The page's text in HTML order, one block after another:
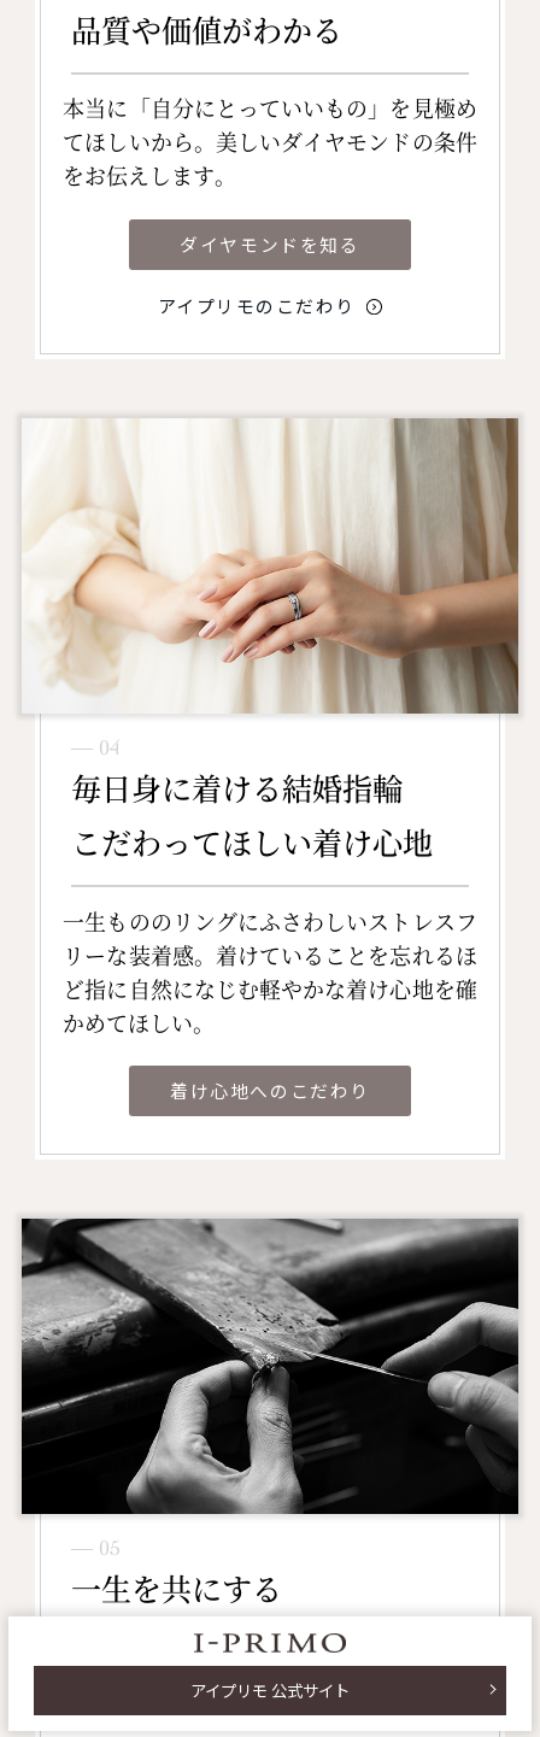
品質や価値がわかる
本当に「自分にとっていいもの」を見極め
てほしいから。美しいダイヤモンドの条件
をお伝えします。
ダイヤモンドを知る
アイプリモのこだわり
― 04
毎日身に着ける結婚指輪
こだわってほしい着け心地
一生もののリングにふさわしいストレスフ
リーな装着感。着けていることを忘れるほ
ど指に自然になじむ軽やかな着け心地を確
かめてほしい。
着け心地へのこだわり
― 05
一生を共にする
ブライダルリング
必要なメンテナンスを知る
アイプリモ 公式サイト